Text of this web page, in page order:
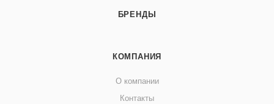
БРЕНДЫ
КОМПАНИЯ
О компании
Контакты